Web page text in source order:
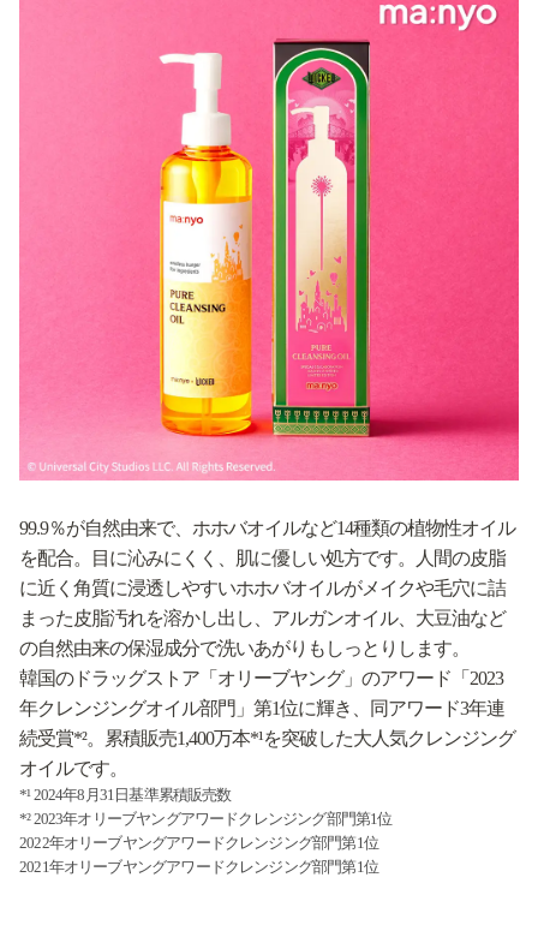
99.9％が自然由来で、ホホバオイルなど14種類の植物性オイル
を配合。目に沁みにくく、肌に優しい処方です。人間の皮脂
に近く角質に浸透しやすいホホバオイルがメイクや毛穴に詰
まった皮脂汚れを溶かし出し、アルガンオイル、大豆油など
の自然由来の保湿成分で洗いあがりもしっとりします。
韓国のドラッグストア「オリーブヤング」のアワード「2023
年クレンジングオイル部門」第1位に輝き、同アワード3年連
続受賞*²。累積販売1,400万本*¹を突破した大人気クレンジング
オイルです。
*¹ 2024年8月31日基準累積販売数
*² 2023年オリーブヤングアワードクレンジング部門第1位
2022年オリーブヤングアワードクレンジング部門第1位
2021年オリーブヤングアワードクレンジング部門第1位